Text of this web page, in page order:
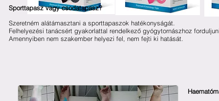
Sporttapasz vagy csodatapasz?
Szeretném alátámasztani a sporttapaszok hatékonyságát.
Felhelyezési tanácsért gyakorlattal rendelkező gyógytornászhoz
Amennyiben nem szakember helyezi fel, nem fejti ki hatását.